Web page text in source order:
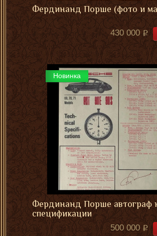
Фердинанд Порше (фото и
430 000
Новинка
Фердинанд Порше автограф
спецификации
500 000